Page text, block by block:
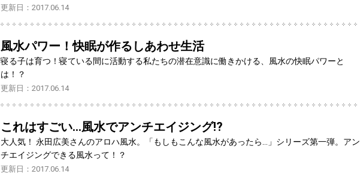
更新日：2017.06.14
風水パワー！快眠が作るしあわせ生活
寝る子は育つ！寝ている間に活動する私たちの潜在意識に働きかける、風水の快眠パワーと
は！？
更新日：2017.06.14
これはすごい…風水でアンチエイジング!?
大人気！ 永田広美さんのアロハ風水。「もしもこんな風水があったら…」シリーズ第一弾。アン
チエイジングできる風水って！？
更新日：2017.06.14